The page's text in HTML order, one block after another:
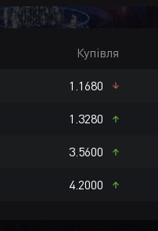
SEK CZK
Купівля
1.1680
1.3280
3.5600
4.2000